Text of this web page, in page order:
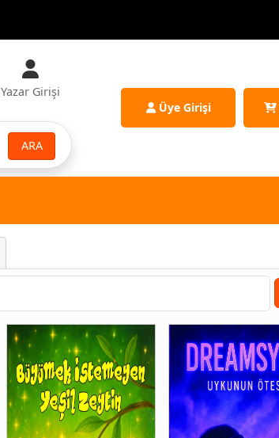
Yazar Girişi
ARA
Üye Girişi